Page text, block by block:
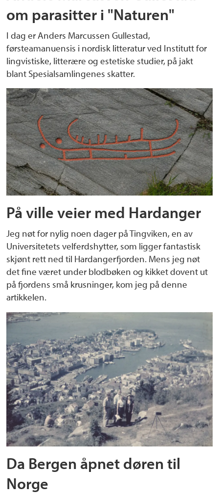
om parasitter i "Naturen"
I dag er Anders Marcussen Gullestad,
førsteamanuensis i nordisk litteratur ved Institutt for
lingvistiske, litterære og estetiske studier, på jakt
blant Spesialsamlingenes skatter.
På ville veier med Hardanger
Jeg nøt for nylig noen dager på Tingviken, en av
Universitetets velferdshytter, som ligger fantastisk
skjønt rett ned til Hardangerfjorden. Mens jeg nøt
det fine været under blodbøken og kikket dovent ut
på fjordens små krusninger, kom jeg på denne
artikkelen.
Da Bergen åpnet døren til
Norge